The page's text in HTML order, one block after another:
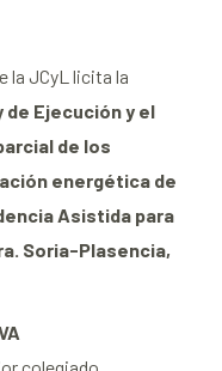
la JCyL licita la
Ejecución y el
de los
energética de
Asistida para
Soria-Plasencia,